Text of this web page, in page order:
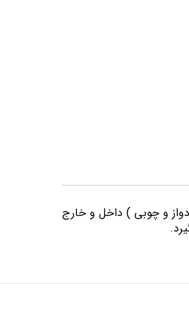
و چوبی ) داخل و خارج